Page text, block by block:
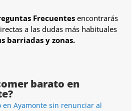
Frecuentes encontrarás
a las dudas más habituales
barriadas y zonas.
barato en
en Ayamonte sin renunciar al